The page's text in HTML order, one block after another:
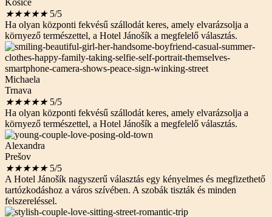
Košice
★★★★★ 5/5
Ha olyan központi fekvésű szállodát keres, amely elvarázsolja a
környező természettel, a Hotel Jánošík a megfelelő választás.
Michaela
Trnava
★★★★★ 5/5
Ha olyan központi fekvésű szállodát keres, amely elvarázsolja a
környező természettel, a Hotel Jánošík a megfelelő választás.
Alexandra
Prešov
★★★★★ 5/5
A Hotel Jánošík nagyszerű választás egy kényelmes és megfizethető
tartózkodáshoz a város szívében. A szobák tiszták és minden
felszereléssel.